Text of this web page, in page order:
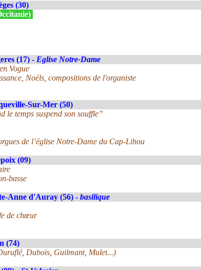
(30)
(17) - Eglise Notre-Dame
Vogue
Noëls, compositions de l'organiste
Sur-Mer (50)
le temps suspend son souffle”
de l’église Notre-Dame du Cap-Lihou
(09)
basse
Anne d'Auray (56) - basilique
de chœur
(74)
Dubois, Guilmant, Mulet...)